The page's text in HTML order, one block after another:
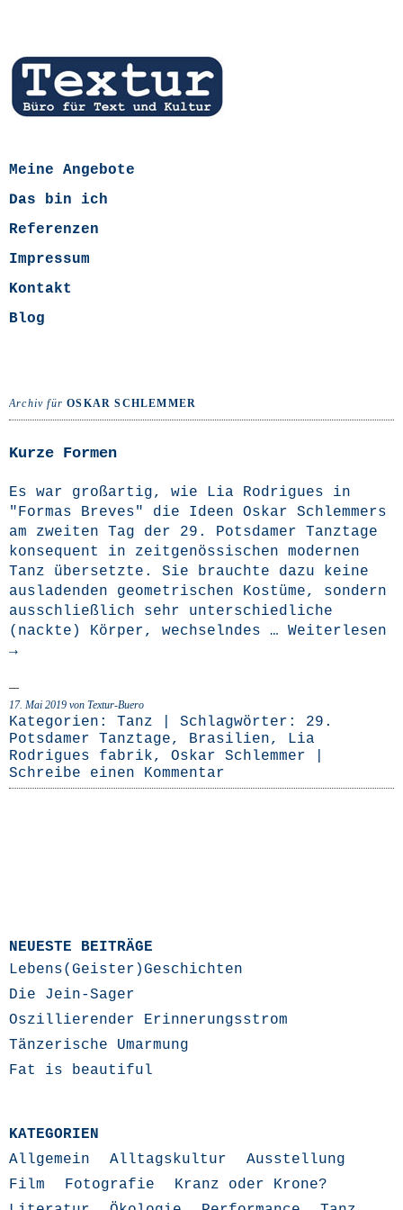
Meine Angebote
Das bin ich
Referenzen
Impressum
Kontakt
Blog
Archiv fürOSKAR SCHLEMMER
Kurze Formen
Es war groß­ar­tig, wie Lia Rodri­gues in
"Formas Bre­ves" die Ideen Oskar Schlem­mers
am zwei­ten Tag der 29. Pots­da­mer Tanz­ta­ge
kon­se­quent in zeit­ge­nös­si­schen moder­nen
Tanz über­setz­te. Sie brauch­te dazu kei­ne
aus­la­den­den geo­me­tri­schen Kos­tü­me, son­dern
aus­schließ­lich sehr unter­schied­li­che
(nack­te) Kör­per, wech­seln­des … Wei­ter­le­sen
→
17. Mai 2019 von Textur-Buero
Kategorien: Tanz | Schlagwörter: 29.
Potsdamer Tanztage, Brasilien, Lia
Rodrigues fabrik, Oskar Schlemmer
Schreibe einen Kommentar
NEUESTE BEITRÄGE
Lebens(Geister)Geschichten
Die Jein-Sager
Oszillierender Erinnerungsstrom
Tänzerische Umarmung
Fat is beautiful
KATEGORIEN
Allgemein
Alltagskultur
Ausstellung
Film
Fotografie
Kranz oder Krone?